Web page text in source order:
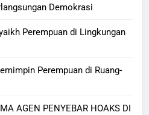
Demokrasi
Perempuan di Lingkungan
Perempuan di Ruang-
AGEN PENYEBAR HOAKS DI